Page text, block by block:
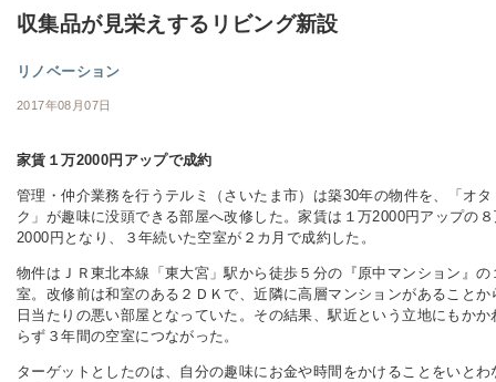
収集品が見栄えするリビング新設
リノベーション
2017年08月07日
家賃１万2000円アップで成約
管理・仲介業務を行うテルミ（さいたま市）は築30年の物件を、「オタ
ク」が趣味に没頭できる部屋へ改修した。家賃は１万2000円アップの
2000円となり、３年続いた空室が２カ月で成約した。
物件はＪＲ東北本線「東大宮」駅から徒歩５分の『原中マンション』の
室。改修前は和室のある２ＤＫで、近隣に高層マンションがあることか
日当たりの悪い部屋となっていた。その結果、駅近という立地にもかか
らず３年間の空室につながった。
ターゲットとしたのは、自分の趣味にお金や時間をかけることをいとわ